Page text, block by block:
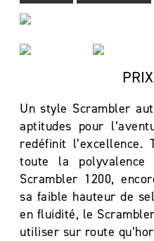
Un style Scrambler
aptitudes pour
redéfinit l’excellence.
toute la
Scrambler 1200,
sa faible hauteur de
en fluidité, le
utiliser sur route